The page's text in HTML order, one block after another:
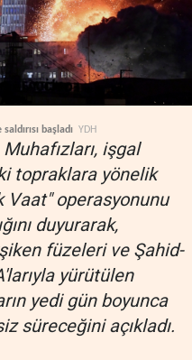
başladı YDH
işgal
topraklara yönelik
Vaat" operasyonunu
duyurarak,
füzeleri ve Şahid-
yürütülen
yedi gün boyunca
süreceğini açıkladı.